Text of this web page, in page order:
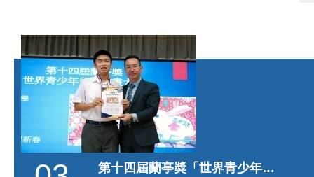
第十四屆蘭亭奬「世界青少年兒童書畫大賽」銀獎